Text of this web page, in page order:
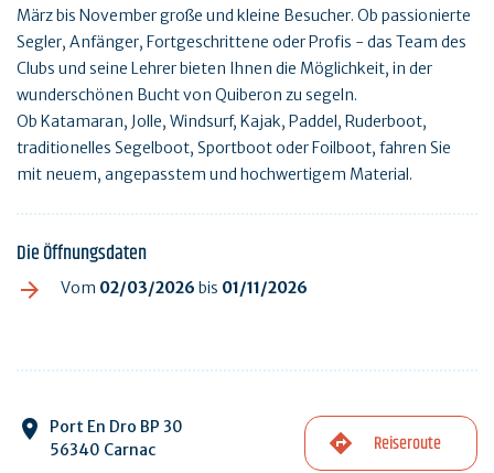
März bis November große und kleine Besucher. Ob passionierte
Segler, Anfänger, Fortgeschrittene oder Profis - das Team des
Clubs und seine Lehrer bieten Ihnen die Möglichkeit, in der
wunderschönen Bucht von Quiberon zu segeln.
Ob Katamaran, Jolle, Windsurf, Kajak, Paddel, Ruderboot,
traditionelles Segelboot, Sportboot oder Foilboot, fahren Sie
mit neuem, angepasstem und hochwertigem Material.
Die Öffnungsdaten
Vom 02/03/2026 bis 01/11/2026
Port En Dro BP 30
56340 Carnac
Reiseroute